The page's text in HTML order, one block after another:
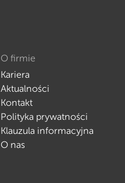
O firmie
Kariera
Aktualności
Kontakt
Polityka prywatności
Klauzula informacyjna
O nas